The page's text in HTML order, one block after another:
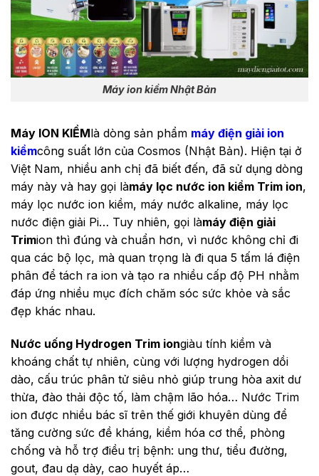
Máy ion kiềm Nhật Bản
Máy ION KIỀMlà dòng sản phẩm máy điện giải ion
kiềmcông suất lớn của Cosmos (Nhật Bản). Hiện tại ở
Việt Nam, nhiều anh chị đã biết đến, đã sử dụng dòng
máy này và hay gọi làmáy lọc nước ion kiềm Trim ion,
máy lọc nước ion kiềm, máy nước alkaline, máy lọc
nước điện giải Pi… Tuy nhiên, gọi làmáy điện giải
Trimion thì đúng và chuẩn hơn, vì nước không chỉ đi
qua các bộ lọc, mà quan trọng là đi qua 5 tấm lá điện
phân để tách ra ion và tạo ra nhiều cấp độ PH nhằm
đáp ứng nhiều mục đích chăm sóc sức khỏe và sắc
đẹp khác nhau.
Nước uống Hydrogen Trim iongiàu tính kiềm và
khoáng chất tự nhiên, cùng với lượng hydrogen dồi
dào, cấu trúc phân tử siêu nhỏ giúp trung hòa axit dư
thừa, đào thải độc tố, làm chậm lão hóa… Nước Trim
ion được nhiều bác sĩ trên thế giới khuyên dùng để
tăng cường sức đề kháng, kiềm hóa cơ thể, phòng
chống và hỗ trợ điều trị bệnh: ung thư, tiểu đường,
gout, đau dạ dày, cao huyết áp…